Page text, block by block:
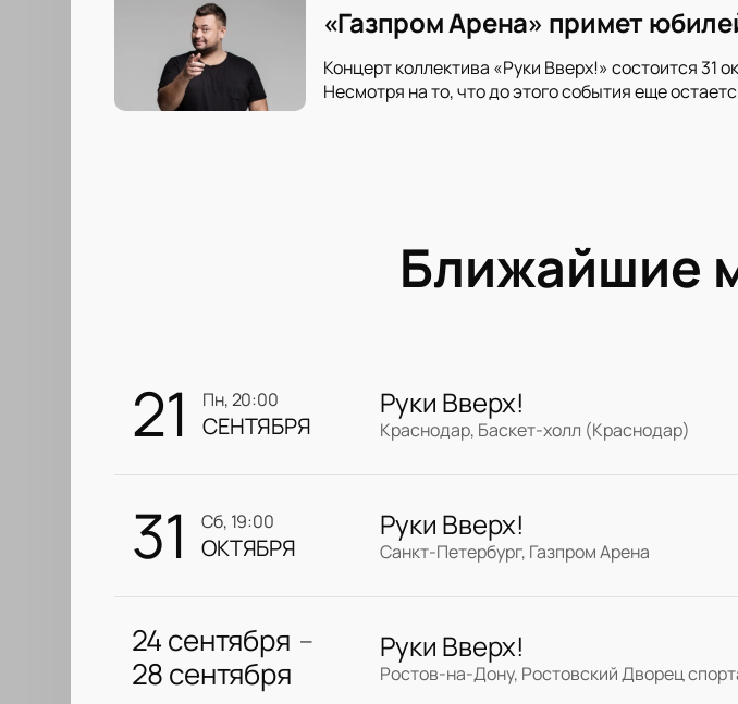
«Газпром Арена» примет
Концерт коллектива «Руки Вверх!» состоится 31
Несмотря на то, что до этого события еще
Ближайшие
21 пн, 20:00
СЕНТЯБРЯ
Руки Вверх!
Краснодар, Баскет-холл (Краснодар)
31 сб, 19:00
ОКТЯБРЯ
Руки Вверх!
Санкт-Петербург, Газпром Арена
24 сентября —
28 сентября
Руки Вверх!
Ростов-на-Дону, Ростовский Дворец